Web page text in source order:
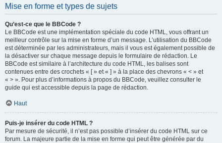
Mise en forme et types de sujets
Qu’est-ce que le BBCode ?
Le BBCode est une implémentation spéciale du code HTML, vous offrant un
meilleur contrôle sur la mise en forme d’un message. L’utilisation du BBCode
est déterminée par les administrateurs, mais il vous est également possible de
la désactiver sur chaque message depuis le formulaire de rédaction. Le
BBCode est similaire à l’architecture du code HTML, les balises sont
contenues entre des crochets « [ » et « ] » à la place des chevrons « < » et
« > ». Pour plus d’informations à propos du BBCode, veuillez consulter le
guide qui est accessible depuis la page de rédaction.
Haut
Puis-je insérer du code HTML ?
Par mesure de sécurité, il n’est pas possible d’insérer du code HTML sur ce
forum. La majeure partie de la mise en forme qui peut être générée par du